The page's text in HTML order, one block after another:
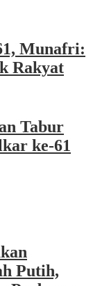
Munafri:
Rakyat
Tabur
ke-61
Putih,